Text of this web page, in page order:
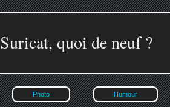
Suricat, quoi de neuf ?
Photo Humour